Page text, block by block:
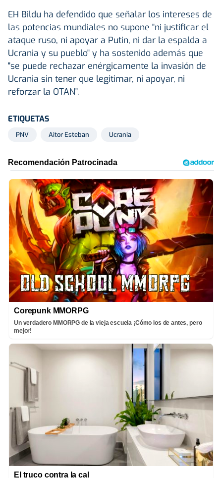
EH Bildu ha defendido que señalar los intereses de
las potencias mundiales no supone "ni justificar el
ataque ruso, ni apoyar a Putin, ni dar la espalda a
Ucrania y su pueblo" y ha sostenido además que
"se puede rechazar enérgicamente la invasión de
Ucrania sin tener que legitimar, ni apoyar, ni
reforzar la OTAN".
ETIQUETAS
PNV Aitor Esteban Ucrania
Corepunk MMORPG
Un verdadero MMORPG de la vieja escuela ¡Cómo los de antes, pero
mejor!
El truco contra la cal